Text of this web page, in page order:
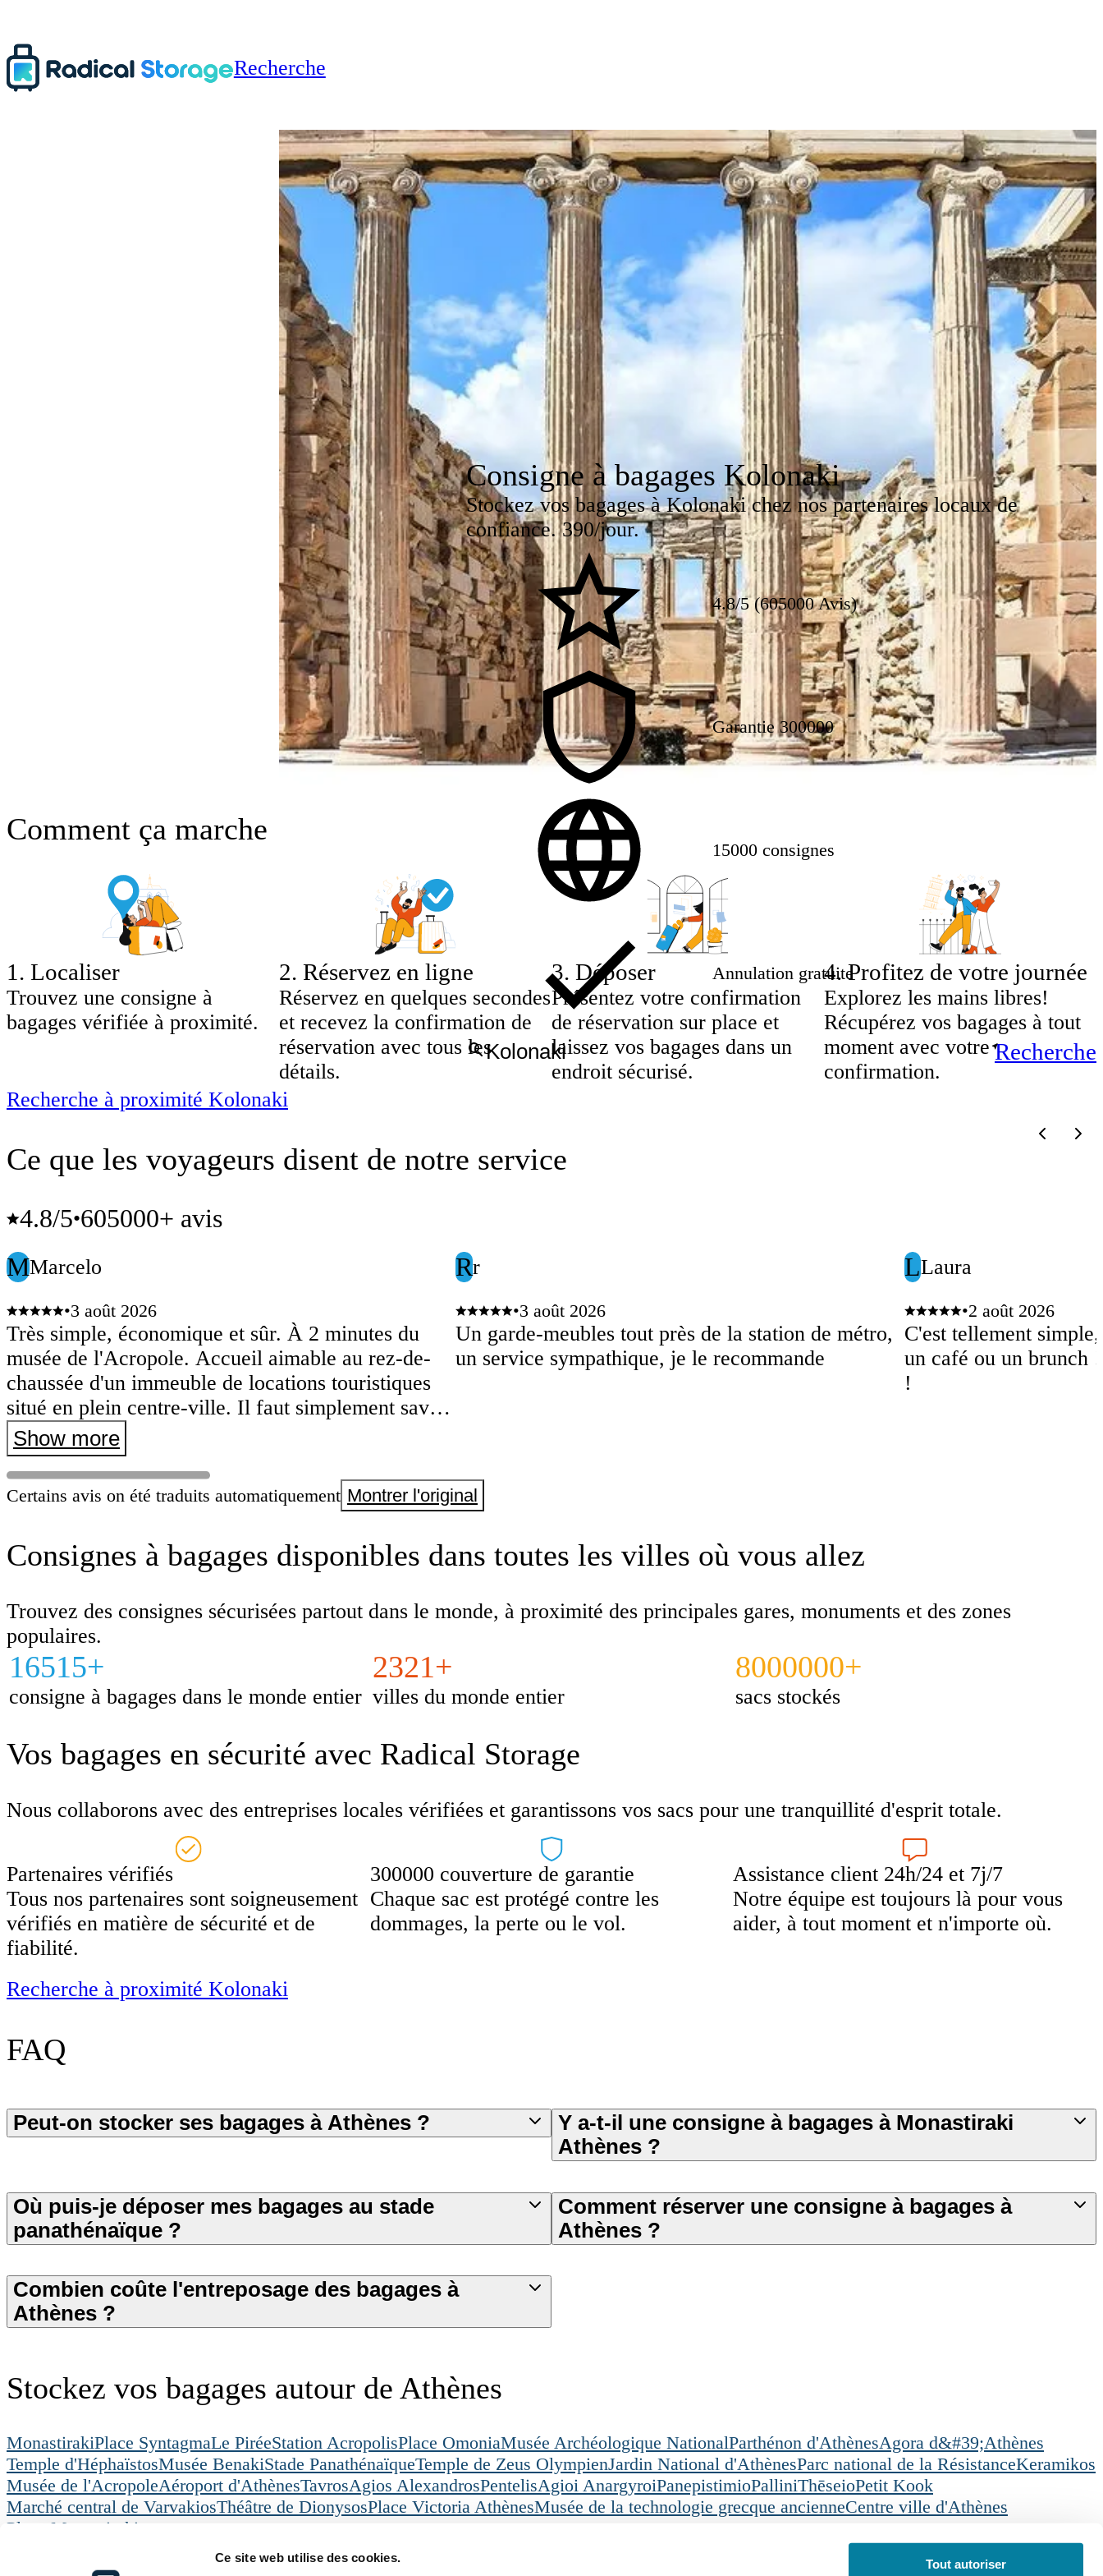
Ce site web utilise des cookies.
Tout autoriser
Recherche
Consigne à bagages Kolonaki
Stockez vos bagages à Kolonaki chez nos partenaires locaux de
confiance. 390/jour.
4.8/5 (605000 Avis)
Garantie 300000
15000 consignes
Annulation gratuite
Recherche
Comment ça marche
1 . Localiser
Trouvez une consigne à
bagages vérifiée à proximité.
2. Réservez en ligne
Réservez en quelques secondes
et recevez la confirmation de
réservation avec tous les
détails.
3. Déposer
Présentez votre confirmation
de réservation sur place et
laissez vos bagages dans un
endroit sécurisé.
4.Profitez de votre journée
Explorez les mains libres!
Récupérez vos bagages à tout
moment avec votre
confirmation.
Recherche à proximité Kolonaki
Ce que les voyageurs disent de notre service
4.8/5•605000+ avis
MMarcelo
•3 août 2026
Très simple, économique et sûr. À 2 minutes du
musée de l'Acropole. Accueil aimable au rez-de-
chaussée d'un immeuble de locations touristiques
situé en plein centre-ville. Il faut simplement savoir
qu'il y a une dizaine de marches à monter et à
descendre avec les valises pour accéder aux
casiers.
Show more
Rr
•3 août 2026
Un garde-meubles tout près de la station de métro,
un service sympathique, je le recommande
LLaura
•2 août 2026
C'est tellement
un café ou un brunch
!
Certains avis on été traduits automatiquement Montrer l'original
Consignes à bagages disponibles dans toutes les villes où vous allez
Trouvez des consignes sécurisées partout dans le monde, à proximité des principales gares, monuments et des zones
populaires.
16515+
consigne à bagages dans le monde entier
2321+
villes du monde entier
8000000+
sacs stockés
Vos bagages en sécurité avec Radical Storage
Nous collaborons avec des entreprises locales vérifiées et garantissons vos sacs pour une tranquillité d'esprit totale.
Partenaires vérifiés
Tous nos partenaires sont soigneusement
vérifiés en matière de sécurité et de
fiabilité.
300000 couverture de garantie
Chaque sac est protégé contre les
dommages, la perte ou le vol.
Assistance client 24h/24 et 7j/7
Notre équipe est toujours là pour vous
aider, à tout moment et n'importe où.
Recherche à proximité Kolonaki
FAQ
Peut-on stocker ses bagages à Athènes ?
Y a-t-il une consigne à bagages à Monastiraki
Athènes ?
Où puis-je déposer mes bagages au stade
panathénaïque ?
Comment réserver une consigne à bagages à
Athènes ?
Combien coûte l'entreposage des bagages à
Athènes ?
Stockez vos bagages autour de Athènes
MonastirakiPlace SyntagmaLe PiréeStation AcropolisPlace OmoniaMusée Archéologique NationalParthénon d'AthènesAgora d&#39;Athènes
Temple d'HéphaïstosMusée BenakiStade PanathénaïqueTemple de Zeus OlympienJardin National d'AthènesParc national de la RésistanceKeramikos
Musée de l'AcropoleAéroport d'AthènesTavrosAgios AlexandrosPentelisAgioi AnargyroiPanepistimioPalliniThēseioPetit Kook
Marché central de VarvakiosThéâtre de DionysosPlace Victoria AthènesMusée de la technologie grecque ancienneCentre ville d'Athènes
Place Monastiraki
Consigne a bagages Athènes